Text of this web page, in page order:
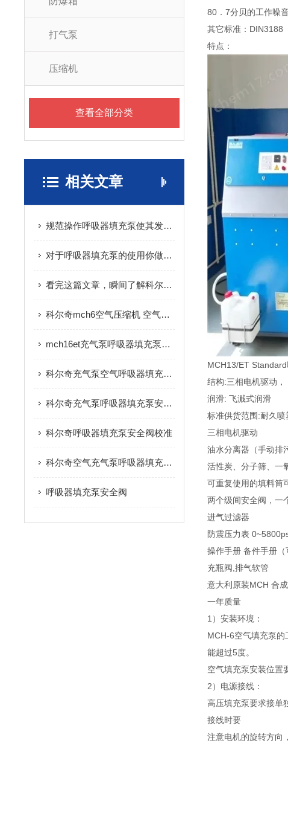
打气泵
压缩机
查看全部分类
相关文章
规范操作呼吸器填充泵使其发挥实效
对于呼吸器填充泵的使用你做的正确吗？看这里！
看完这篇文章，瞬间了解科尔奇呼吸器填充泵了
科尔奇mch6空气压缩机 空气呼吸器填充泵维修
mch16et充气泵呼吸器填充泵安全阀
科尔奇充气泵空气呼吸器填充泵安全阀
科尔奇充气泵呼吸器填充泵安全阀
科尔奇呼吸器填充泵安全阀校准
科尔奇空气充气泵呼吸器填充泵安全阀
呼吸器填充泵安全阀
80．7分贝的工作噪
其它标准：
特点：
MCH13/ET
结构:三相电机驱动
润滑: 飞溅式润滑
标准供货范围:耐久
三相电机驱动
油水分离器（手动排
活性炭、分子筛、一
可重复使用的填料筒
两个级间安全阀，一
进气过滤器
防震压力表
操作手册 备件手册（
充瓶阀,排气软管
意大利原装MCH 合
一年质量
1）安装环境：
MCH-6空气填充泵
能超过5度。
空气填充泵安装位置
2）电源接线：
高压填充泵要求接单
接线时要
注意电机的旋转方向